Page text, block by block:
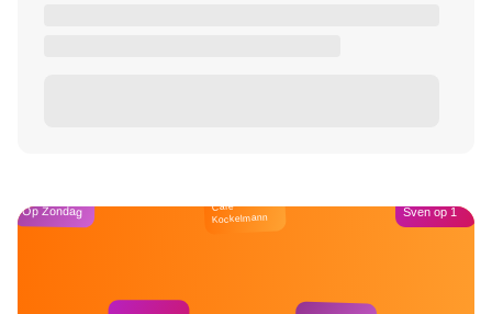
Op Zondag Café
Kockelmann Sven op 1